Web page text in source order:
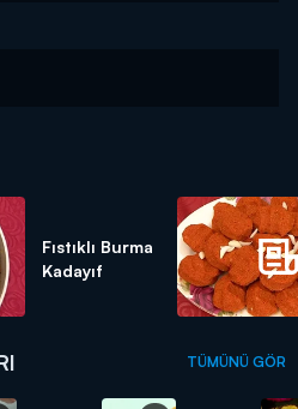
Fıstıklı Burma
Kadayıf
TÜMÜNÜ GÖR